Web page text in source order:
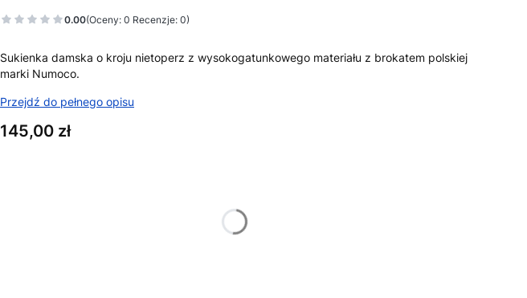
0.00(Oceny: 0 Recenzje: 0)
Sukienka damska o kroju nietoperz z wysokogatunkowego materiału z brokatem polskiej
marki Numoco.
Przejdź do pełnego opisu
Cena
145,00 zł